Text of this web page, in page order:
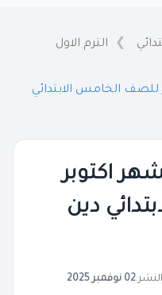
الترم الاول
للصف الخامس الابتدائي
اكتوبر
دين
02 نوفمبر 2025